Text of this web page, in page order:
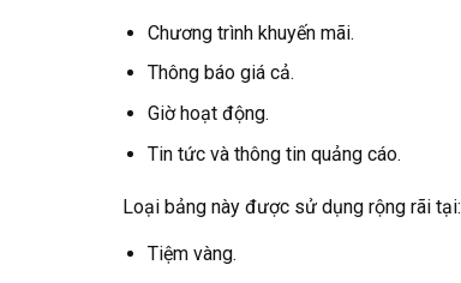
Chương trình khuyến mãi.
Thông báo giá cả.
Giờ hoạt động.
Tin tức và thông tin quảng cáo.
Loại bảng này được sử dụng rộng rãi tại:
Tiệm vàng.